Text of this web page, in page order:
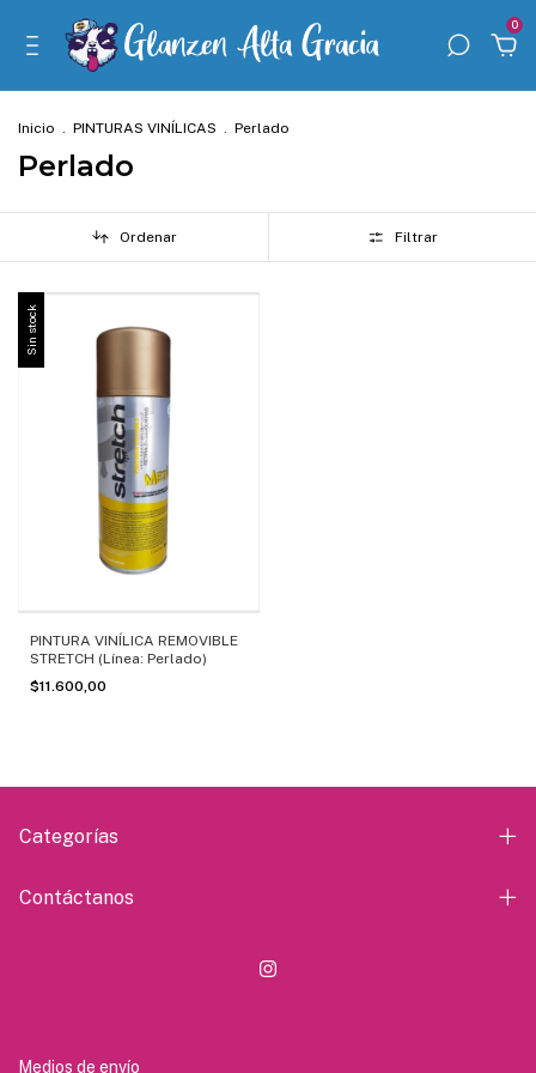
0
Inicio . PINTURAS VINÍLICAS . Perlado
Perlado
Ordenar Filtrar
Sin stock
PINTURA VINÍLICA REMOVIBLE
STRETCH (Línea: Perlado)
$11.600,00
Categorías
Contáctanos
Medios de envío